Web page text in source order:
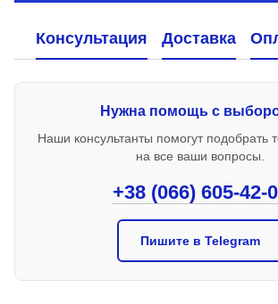
Консультация Доставка
Нужна помощь с
Наши консультанты помогут подобрать
на все ваши вопросы.
+38 (066) 605-42-
Пишите в Telegram